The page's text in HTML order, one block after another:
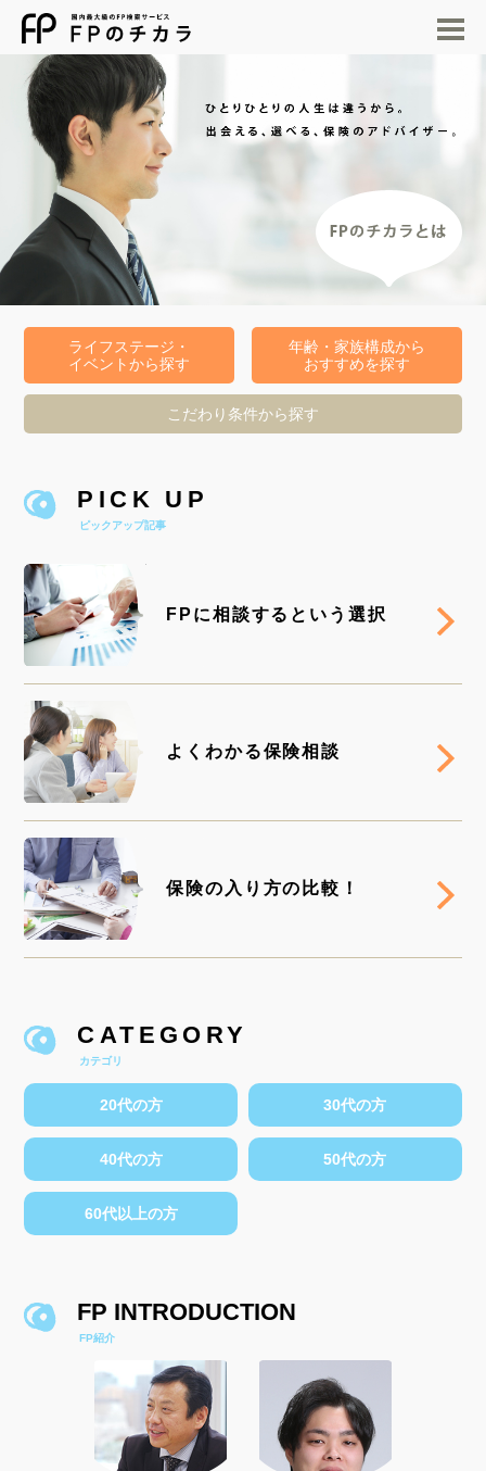
ライフステージ・
イベントから探す
年齢・家族構成から
おすすめを探す
こだわり条件から探す
PICK UP
ピックアップ記事
FPに相談するという選択
よくわかる保険相談
保険の入り方の比較！
CATEGORY
カテゴリ
20代の方 30代の方
40代の方 50代の方
60代以上の方
FP INTRODUCTION
FP紹介